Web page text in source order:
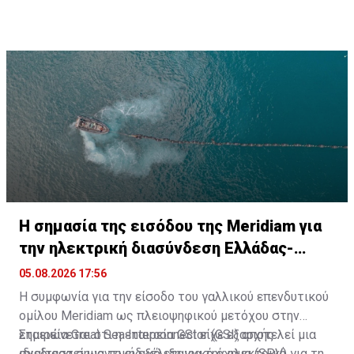
H σημασία της εισόδου της Meridiam για
την ηλεκτρική διασύνδεση Ελλάδας-
Κύπρου
05.08.2026 17:56
Η συμφωνία για την είσοδο του γαλλικού επενδυτικού
ομίλου Meridiam ως πλειοψηφικού μετόχου στην
εταιρεία Great Sea Interconnector (GSI) αποτελεί μια
Σημειώνεται ότι η εταιρεία GSI είχε εξαρχής